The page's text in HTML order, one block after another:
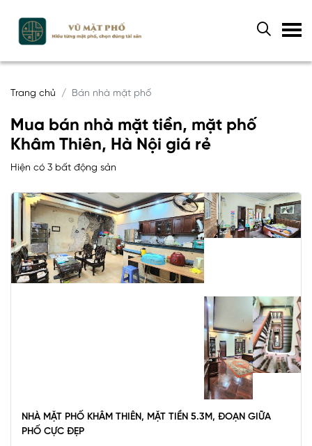
Trang chủ Bán nhà mặt phố
Mua bán nhà mặt tiền, mặt phố
Khâm Thiên, Hà Nội giá rẻ
Hiện có 3 bất động sản
NHÀ MẶT PHỐ KHÂM THIÊN, MẶT TIỀN 5.3M, ĐOẠN GIỮA
PHỐ CỰC ĐẸP